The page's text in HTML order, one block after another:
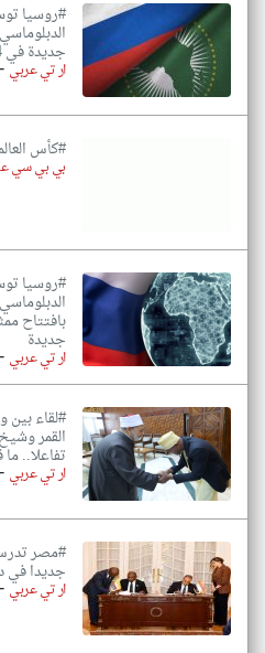
#روسيا
جديدة في 4 دول أفريقية
ار تي عربي-
#كأس العالم
بي بي سي
#روسيا
جديدة
ار تي عربي -
#لقاء
القمر
تفاعلا..
ار تي عربي -
#مصر
جديدا في
ار تي عربي